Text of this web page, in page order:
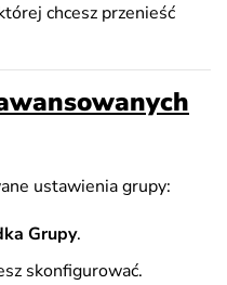
chcesz przenieść
ustawienia grupy:
Grupy.
skonfigurować.